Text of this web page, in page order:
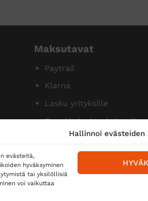
Hallinnoi evästeiden
evästeitä,
hyväksyminen
tai yksilöllisiä
voi vaikuttaa
Maksutavat
Paytrail
Klarna
Lasku yrityksille
Ennakkolasku yksityisille